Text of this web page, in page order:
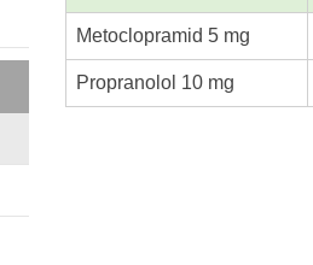
Metoclopramid 5 mg
Propranolol 10 mg